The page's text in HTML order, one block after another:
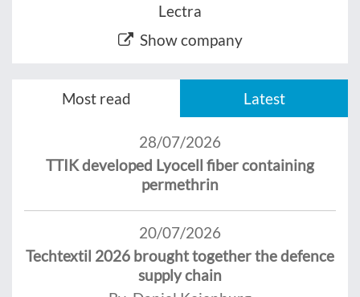
Lectra
Show company
Most read Latest
28/07/2026
TTIK developed Lyocell fiber containing
permethrin
20/07/2026
Techtextil 2026 brought together the defence
supply chain